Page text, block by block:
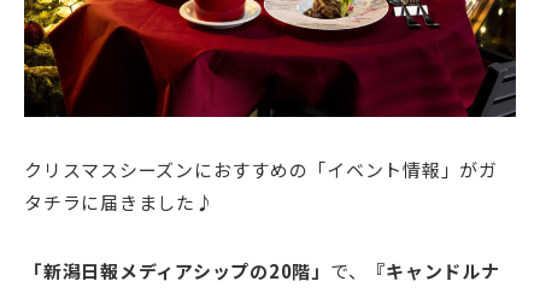
クリスマスシーズンにおすすめの「イベント情報」がガ
タチラに届きました♪
「新潟日報メディアシップの20階」 で、
『キャンドルナ